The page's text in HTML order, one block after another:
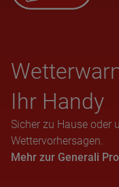
Ihr Handy
Sicher zu Hause oder
Wettervorhersagen.
Mehr zur Generali